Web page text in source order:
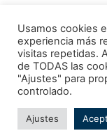
Todos los
Usamos cookies
experiencia más
visitas repetidas.
de TODAS las
"Ajustes" para
controlado.
Ajustes